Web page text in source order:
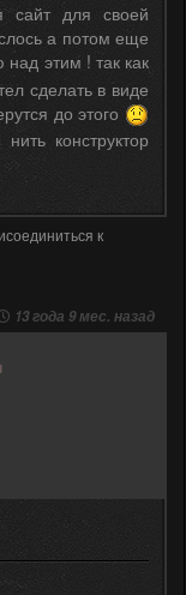
сайт для своей
а потом еще
этим ! так как
сделать в виде
до этого
конструктор
к
13 года 9 мес. назад